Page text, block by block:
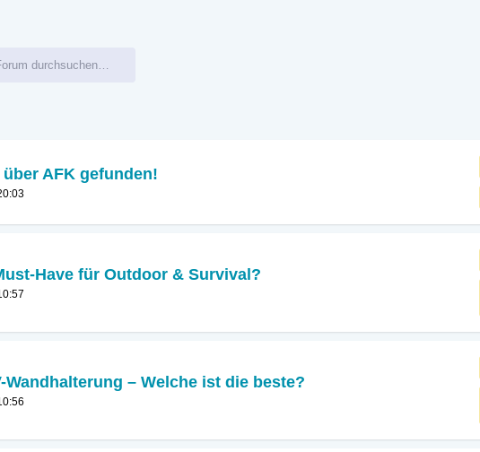
AFK gefunden!
Have für Outdoor & Survival?
Wandhalterung – Welche ist die beste?